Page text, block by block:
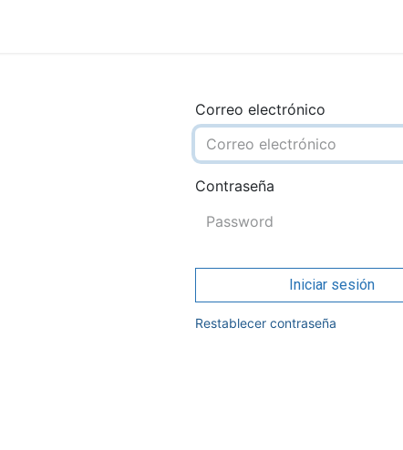
Correo electrónico
Contraseña
Iniciar sesión
Restablecer contraseña